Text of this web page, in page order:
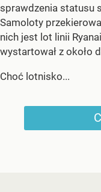
sprawdzenia statusu
Samoloty
nich jest lot linii
wystartował z około
Choć lotnisko...